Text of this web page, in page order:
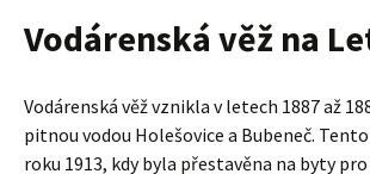
Vodárenská věž na
Vodárenská věž vznikla v letech 1887 až
pitnou vodou Holešovice a Bubeneč.
roku 1913, kdy byla přestavěna na byty